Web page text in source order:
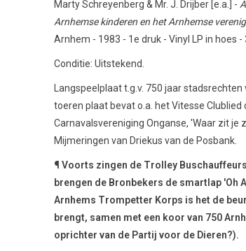
Marty Schreyenberg & Mr. J. Drijber [e.a.] -
Arnhemse kinderen en het Arnhemse
Arnhem - 1983 - 1e druk - Vinyl LP in hoes -
Conditie: Uitstekend.
Langspeelplaat t.g.v. 750 jaar
toeren plaat bevat o.a. het Vitesse
Carnavalsvereniging Onganse, 'Waar zit je
Mijmeringen van Driekus van de Posbank.
¶ Voorts zingen de Trolley
brengen de Bronbekers de smartlap 'Oh
Arnhems Trompetter Korps is het de
brengt, samen met een koor van 750
oprichter van de Partij voor de Dieren?).